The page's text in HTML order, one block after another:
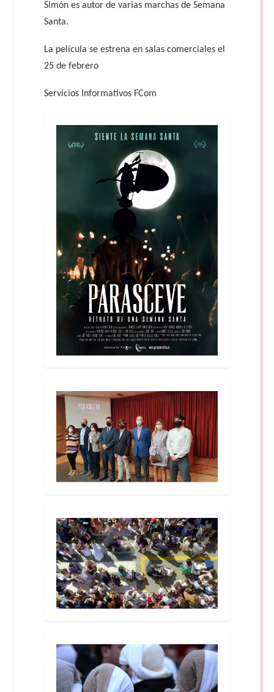
Simón es autor de varias marchas de Semana
Santa.
La película se estrena en salas comerciales el
25 de febrero
Servicios Informativos FCom